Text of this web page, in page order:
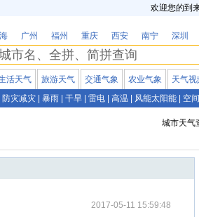
欢迎您的到
广州 福州 重庆 西安 南宁 深圳
活天气 旅游天气 交通气象 农业气象 天气视
防灾减灾 暴雨 干旱 雷电 高温 风能太阳能 空
城市天气
2017-05-11 15:59:48